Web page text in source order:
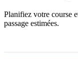
Planifiez votre course
passage estimées.